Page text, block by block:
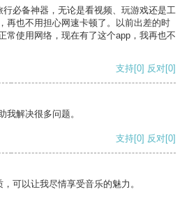
必备神器，无论是看视频、玩游戏还是工
再也不用担心网速卡顿了。以前出差的时
常使用网络，现在有了这个app，我再也不
支持[0] 反对[0]
我解决很多问题。
支持[0] 反对[0]
可以让我尽情享受音乐的魅力。